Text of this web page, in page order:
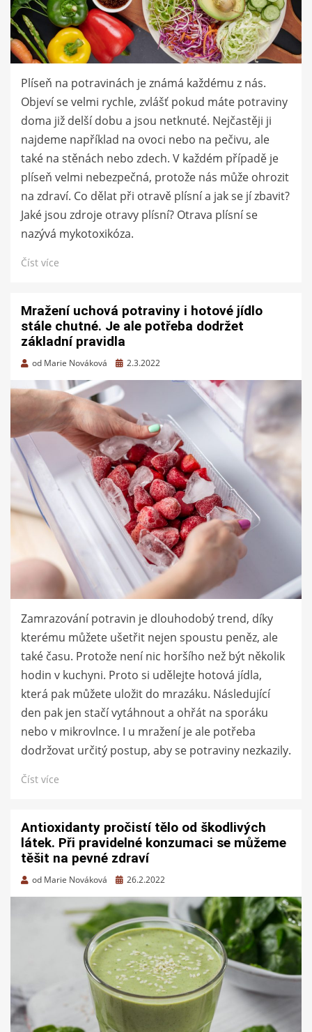
Plíseň na potravinách je známá každému z nás.
Objeví se velmi rychle, zvlášť pokud máte potraviny
doma již delší dobu a jsou netknuté. Nejčastěji ji
najdeme například na ovoci nebo na pečivu, ale
také na stěnách nebo zdech. V každém případě je
plíseň velmi nebezpečná, protože nás může ohrozit
na zdraví. Co dělat při otravě plísní a jak se jí zbavit?
Jaké jsou zdroje otravy plísní? Otrava plísní se
nazývá mykotoxikóza.
Číst více
Mražení uchová potraviny i hotové jídlo
stále chutné. Je ale potřeba dodržet
základní pravidla
od Marie Nováková
Zveřejněno
2.3.2022
Zamrazování potravin je dlouhodobý trend, díky
kterému můžete ušetřit nejen spoustu peněz, ale
také času. Protože není nic horšího než být několik
hodin v kuchyni. Proto si udělejte hotová jídla,
která pak můžete uložit do mrazáku. Následující
den pak jen stačí vytáhnout a ohřát na sporáku
nebo v mikrovlnce. I u mražení je ale potřeba
dodržovat určitý postup, aby se potraviny nezkazily.
Číst více
Antioxidanty pročistí tělo od škodlivých
látek. Při pravidelné konzumaci se můžeme
těšit na pevné zdraví
od Marie Nováková
Zveřejněno
26.2.2022